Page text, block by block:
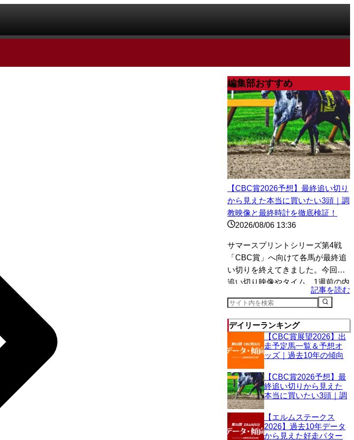
編集部おすすめ
【CBC賞2026予想】最終追い切り
から見えた本当に買いたい3頭｜調
教映像と最終時計を徹底検証！
2026/08/06 13:36
サマースプリントシリーズ第4戦
「CBC賞」へ向けて各馬が最終追
い切りを終えてきました。今回は
追い切り映像やタイム、1週前の内
容などから総合的に好調馬を判断
し、とくに評価が高かった馬を3頭
ピックアップしました。 レイピア
（...
記事を読む
デイリーランキング
【CBC賞展望2026】出
走予定馬一覧＆予想オ
ッズ｜過去10年の傾向
【CBC賞2026予想】最
終追い切りから見えた
本当に買いたい3頭｜調
底検証！
【エルムステークス
2026】過去10年データ
から見えた好走パター